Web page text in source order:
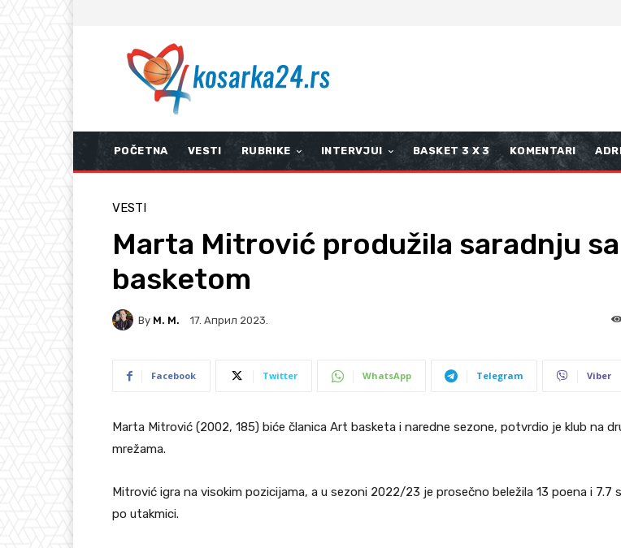
POČETNA VESTI RUBRIKE INTERVJUI BASKET 3 X 3 KOMENTARI
VESTI
Marta Mitrović produžila saradnju
basketom
By M. M. 17. Април 2023.
Facebook Twitter WhatsApp Telegram Viber
Marta Mitrović (2002, 185) biće članica Art basketa i naredne sezone, potvrdio je klub na
mrežama.
Mitrović igra na visokim pozicijama, a u sezoni 2022/23 je prosečno beležila 13 poena i 7.7
po utakmici.